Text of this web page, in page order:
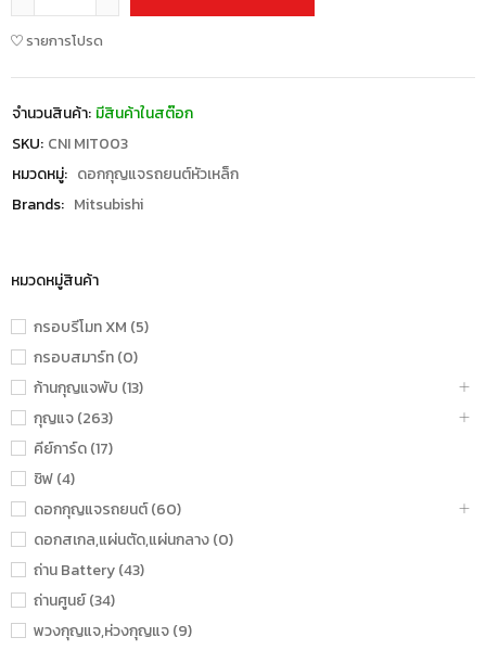
หมวดหมู่สินค้า
กรอบรีโมท XM (5)
กรอบสมาร์ท (0)
ก้านกุญแจพับ (13)
กุญแจ (263)
คีย์การ์ด (17)
ชิฟ (4)
ดอกกุญแจรถยนต์ (60)
ดอกสเกล,แผ่นตัด,แผ่นกลาง (0)
ถ่าน Battery (43)
ถ่านศูนย์ (34)
พวงกุญแจ,ห่วงกุญแจ (9)
รายการโปรด
จำนวนสินค้า: มีสินค้าในสต๊อก
SKU: CNI MIT003
หมวดหมู่: ดอกกุญแจรถยนต์หัวเหล็ก
Brands: Mitsubishi